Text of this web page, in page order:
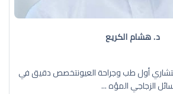
د. هشام الكريع
أول طب وجراحة العيونتخصص دقيق في
الزجاجي المؤه ...